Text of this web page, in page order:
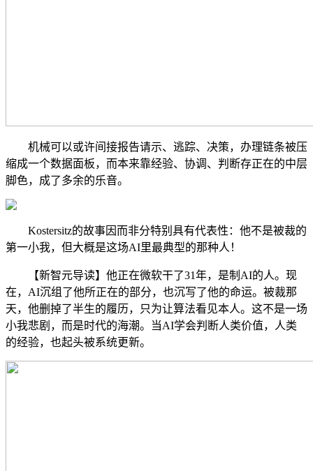
机械可以或许间接报告请示、逃踪、决策，办理链条被压
缩成一个数据面板，而本来靠经验、协调、判断存正在的中层
脚色，成了多余的乐音。
Kostersitz的故事因而非分特别具有代表性：他不是被裁的
第一小我，但大概是这场AI里最典型的那种人！
【新智元导读】他正在微软干了31年，是制AI的人。现
在，AI沉组了他所正在的部分，也沉写了他的命运。被裁那
天，他删掉了半生的履历，只为让算法看见本人。这不是一场
小我悲剧，而是时代的海潮。当AI学会判断人类价值，人类
的经验，也起头被系统更新。